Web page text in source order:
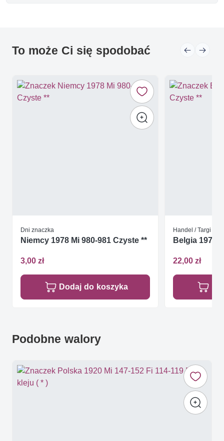
To może Ci się spodobać
Dni znaczka
Niemcy 1978 Mi 980-981 Czyste **
3,00 zł
Dodaj do koszyka
Handel / Targi
Belgia 1978
22,00 zł
Podobne walory